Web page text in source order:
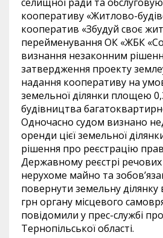
кооперативу «Житлово-
кооператив «Збудуй своє
перейменування ОК «ЖБК
визнання незаконним
затвердження проекту
надання кооперативу на
земельної ділянки площею
будівництва
Одночасно судом визнано
оренди цієї земельної
рішення про реєстрацію
Державному реєстрі
нерухоме майно та
повернути земельну ділянку
грн органу місцевого
повідомили у прес-службі
Тернопільської області.